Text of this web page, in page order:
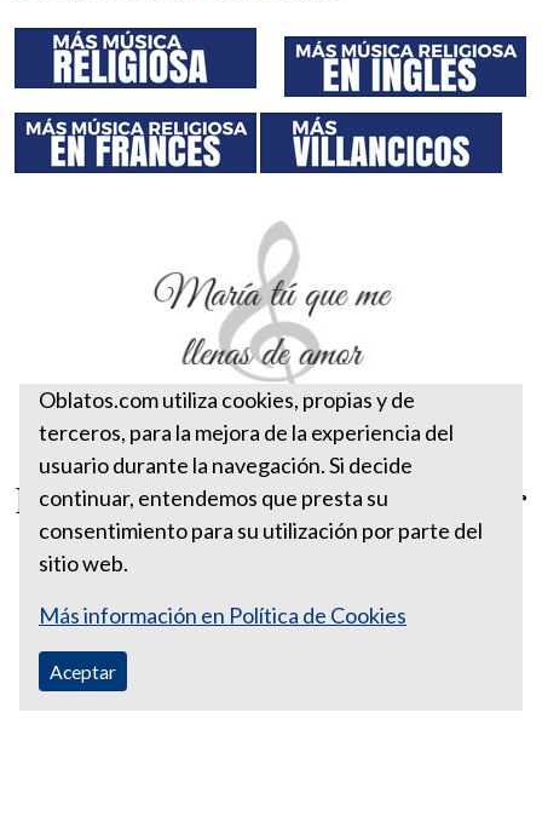
María tu que me llenas de amor
Oblatos.com utiliza cookies, propias y de
terceros, para la mejora de la experiencia del
usuario durante la navegación. Si decide
continuar, entendemos que presta su
consentimiento para su utilización por parte del
sitio web.
Más información en Política de Cookies
Aceptar